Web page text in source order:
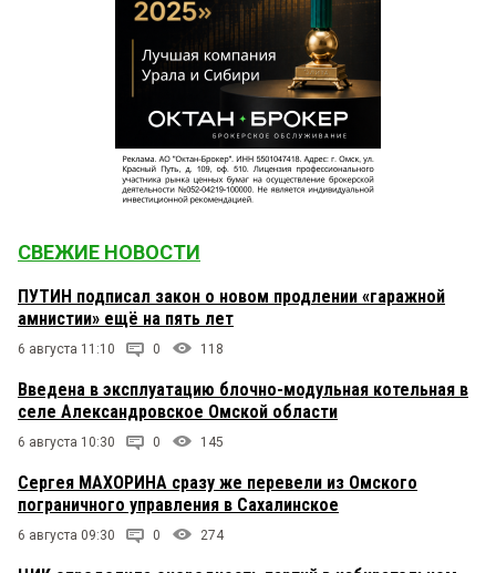
СВЕЖИЕ НОВОСТИ
ПУТИН подписал закон о новом продлении «гаражной
амнистии» ещё на пять лет
6 августа 11:10 0 118
Введена в эксплуатацию блочно-модульная котельная в
селе Александровское Омской области
6 августа 10:30 0 145
Сергея МАХОРИНА сразу же перевели из Омского
пограничного управления в Сахалинское
6 августа 09:30 0 274